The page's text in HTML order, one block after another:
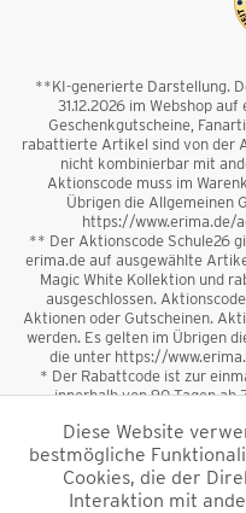
**KI-generierte Darstellung.
31.12.2026 im Webshop
Geschenkgutscheine,
rabattierte Artikel sind von der
nicht kombinierbar mit
Aktionscode muss im
Übrigen die Allgemeinen
https://www.erima.de/
** Der Aktionscode Schule26
erima.de auf ausgewählte
Magic White Kollektion und
ausgeschlossen.
Aktionen oder Gutscheinen.
werden. Es gelten im Übrigen
die unter https://
* Der Rabattcode ist zur
innerhalb von 90 Tagen ab
sowie Geschenkgutscheine
Rabattcode ist nicht mit
kombinierbar. Der
Diese Website
bestmögliche
Cookies, die der
Interaktion mit